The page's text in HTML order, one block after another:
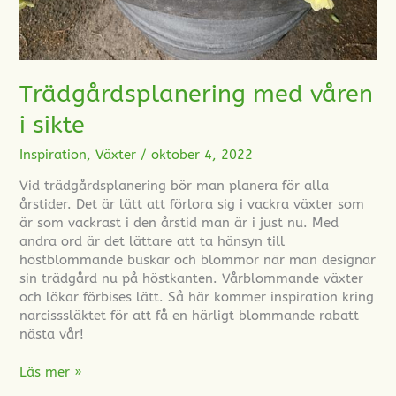
Trädgårdsplanering med våren
i sikte
Inspiration,Växter /oktober 4, 2022
Vid trädgårdsplanering bör man planera för alla
årstider. Det är lätt att förlora sig i vackra växter som
är som vackrast i den årstid man är i just nu. Med
andra ord är det lättare att ta hänsyn till
höstblommande buskar och blommor när man designar
sin trädgård nu på höstkanten. Vårblommande växter
och lökar förbises lätt. Så här kommer inspiration kring
narcisssläktet för att få en härligt blommande rabatt
nästa vår!
Läs mer »